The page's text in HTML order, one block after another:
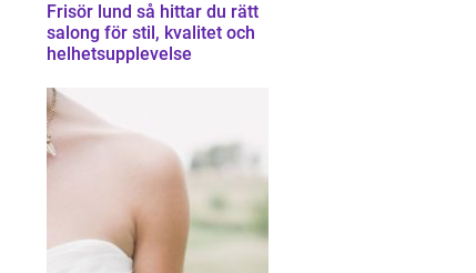
Frisör lund så hittar du rätt
salong för stil, kvalitet och
helhetsupplevelse